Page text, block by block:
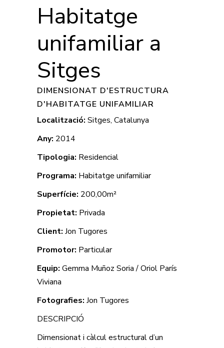
Habitatge
unifamiliar a
Sitges
DIMENSIONAT D'ESTRUCTURA
D'HABITATGE UNIFAMILIAR
Localització: Sitges, Catalunya
Any: 2014
Tipologia: Residencial
Programa: Habitatge unifamiliar
Superfície: 200,00m²
Propietat: Privada
Client: Jon Tugores
Promotor: Particular
Equip: Gemma Muñoz Soria / Oriol París
Viviana
Fotografies: Jon Tugores
DESCRIPCIÓ
Dimensionat i càlcul estructural d’un